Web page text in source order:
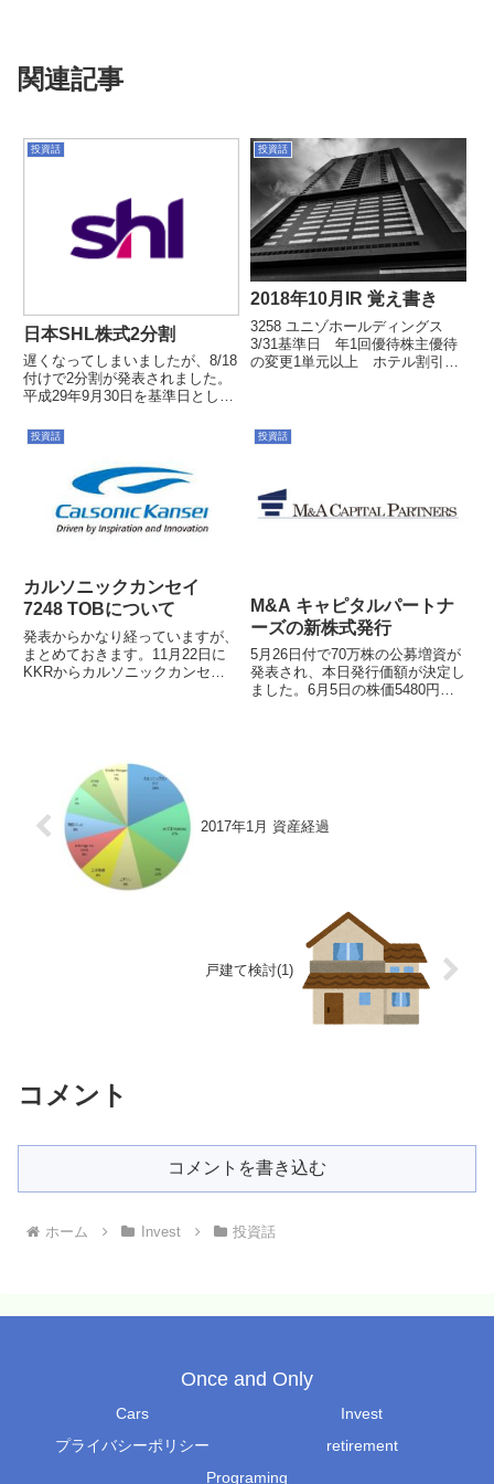
関連記事
投資話
日本SHL株式2分割
遅くなってしまいましたが、8/18
付けで2分割が発表されました。
平成29年9月30日を基準日として
24億、営業利益10億、純利益6億
という素晴らしい体質で、無借金
です。配当性向50%で、今期に至
っては3億の自...
投資話
2018年10月IR 覚え書き
3258 ユニゾホールディングス
3/31基準日 年1回優待株主優待
の変更1単元以上 ホテル割引券
９月末の当社株主名簿において、
連続７回以上...
投資話
カルソニックカンセイ
7248 TOBについて
発表からかなり経っていますが、
まとめておきます。11月22日に
KKRからカルソニックカンセイ
までには至らずあれよあれよと...
投資話
M&A キャピタルパートナ
ーズの新株式発行
5月26日付で70万株の公募増資が
発表され、本日発行価額が決定し
ました。6月5日の株価5480円に
2017年1月 資産経過
戸建て検討(1)
コメント
コメントを書き込む
ホーム Invest 投資話
Once and Only
Cars
Invest
プライバシーポリシー
retirement
Programing